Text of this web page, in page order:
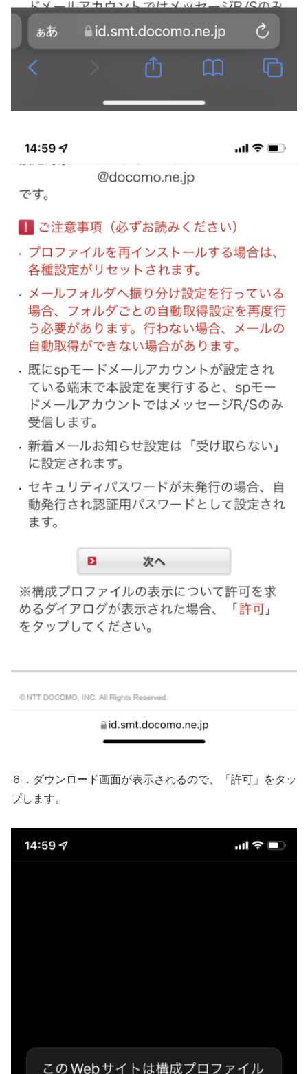
６．ダウンロード画面が表示されるので、「許可」をタッ
プします。